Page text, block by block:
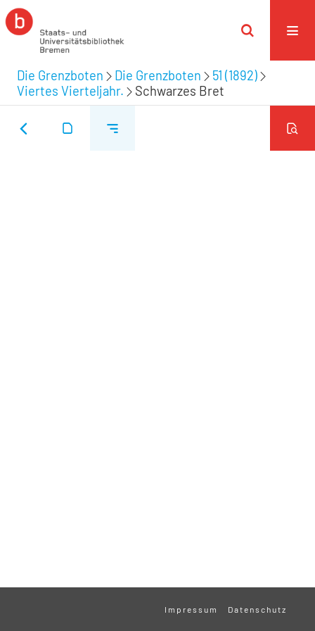
Die Grenzboten Die Grenzboten
51 (1892)
Viertes Vierteljahr.
Schwarzes Bret
Impressum Datenschutz